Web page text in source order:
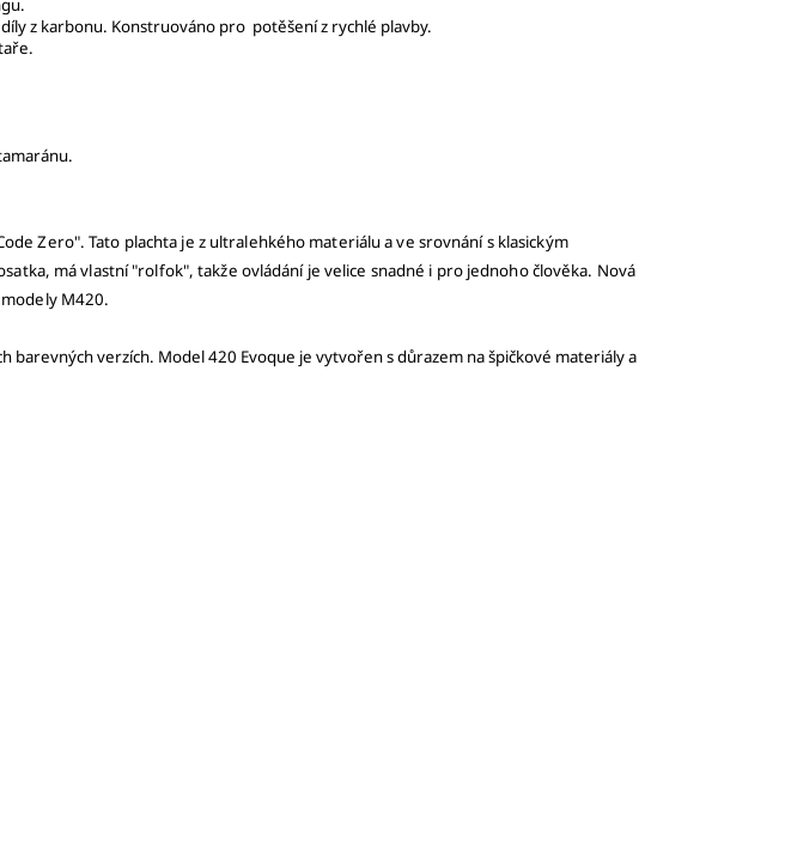
z karbonu. Konstruováno pro potěšení z rychlé plavby.
Zero". Tato plachta je z ultralehkého materiálu a ve srovnání s klasickým
má vlastní "rolfok", takže ovládání je velice snadné i pro jednoho člověka. Nová
M420.
barevných verzích. Model 420 Evoque je vytvořen s důrazem na špičkové materiály a